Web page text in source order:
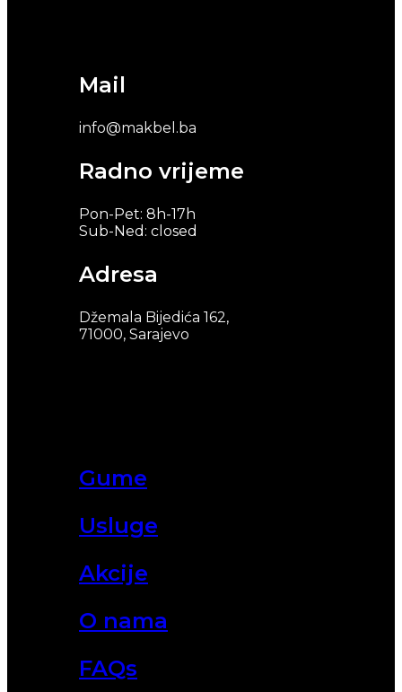
Gume
Usluge
Akcije
O nama
FAQs
Mail
info@makbel.ba
Radno vrijeme
Pon-Pet: 8h-17h
Sub-Ned: closed
Adresa
Džemala Bijedića 162,
71000, Sarajevo